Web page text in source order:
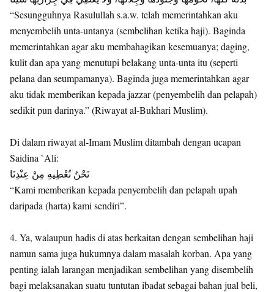
“Sesungguhnya Rasulullah s.a.w. telah memerintahkan aku
menyembelih unta-untanya (sembelihan ketika haji). Baginda
memerintahkan agar aku membahagikan kesemuanya; daging,
kulit dan apa yang menutupi belakang unta-unta itu (seperti
pelana dan seumpamanya). Baginda juga memerintahkan agar
aku tidak memberikan kepada jazzar (penyembelih dan pelapah)
sedikit pun darinya.” (Riwayat al-Bukhari Muslim).
Di dalam riwayat al-Imam Muslim ditambah dengan ucapan
Saidina `Ali:
نَحْنُ نُعْطِيهِ مِنْ عِنْدِنَا
“Kami memberikan kepada penyembelih dan pelapah upah
daripada (harta) kami sendiri”.
4. Ya, walaupun hadis di atas berkaitan dengan sembelihan haji
namun sama juga hukumnya dalam masalah korban. Apa yang
penting ialah larangan menjadikan sembelihan yang disembelih
bagi melaksanakan suatu tuntutan ibadat sebagai bahan jual beli,